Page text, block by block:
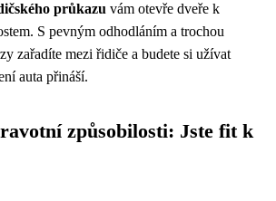
průkazu vám otevře dveře k
S pevným odhodláním a trochou
zařadíte mezi řidiče a budete si užívat
auta přináší.
způsobilosti: Jste fit k